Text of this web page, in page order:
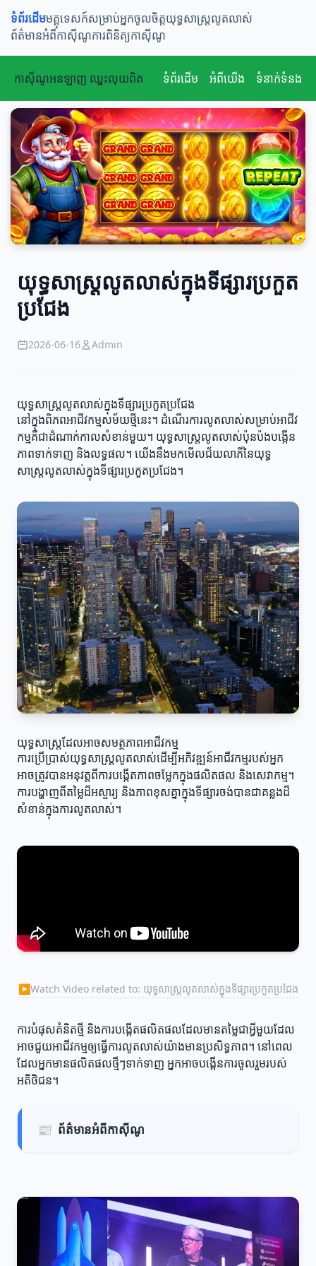
ទំព័រដើមមគ្គុទេសក៍សម្រាប់អ្នកចូលចិត្តយុទ្ធសាស្ត្រលូតលាស់
ព័ត៌មានអំពីកាស៊ីណូការពិនិត្យកាស៊ីណូ
កាស៊ីណូអនឡាញ ឈ្នះលុយពិត ទំព័រដើម អំពីយើង ទំនាក់ទំនង
យុទ្ធសាស្ត្រលូតលាស់ក្នុងទីផ្សារប្រកួត
ប្រជែង
2026-06-16 Admin
យុទ្ធសាស្ត្រលូតលាស់ក្នុងទីផ្សារប្រកួតប្រជែង
នៅក្នុងពិភពអាជីវកម្មសម័យថ្មីនេះ។ ដំណើរការលូតលាស់សម្រាប់អាជីវ
កម្មគឺជាដំណាក់កាលសំខាន់មួយ។ យុទ្ធសាស្ត្រលូតលាស់ប៉ុនប៉ងបង្កើន
ភាពទាក់ទាញ និងលទ្ធផល។ យើងនឹងមកមើលជ័យលាភីនៃយុទ្ធ
សាស្ត្រលូតលាស់ក្នុងទីផ្សារប្រកួតប្រជែង។
យុទ្ធសាស្ត្រដែលអាចសមត្ថភាពអាជីវកម្ម
ការប្រើប្រាស់យុទ្ធសាស្ត្រលូតលាស់ដើម្បីអភិវឌ្ឍន៍អាជីវកម្មរបស់អ្នក
អាចត្រូវបានអនុវត្តពីការបង្កើតភាពចម្លែកក្នុងផលិតផល និងសេវាកម្ម។
ការបង្ហាញពីតម្លៃដ៏អស្ចារ្យ និងភាពខុសគ្នាក្នុងទីផ្សារចង់បានជាគន្លងដ៏
សំខាន់ក្នុងការលូតលាស់។
▶Watch Video related to: យុទ្ធសាស្ត្រលូតលាស់ក្នុងទីផ្សារប្រកួតប្រជែង
ការបំផុសគំនិតថ្មី និងការបង្កើតផលិតផលដែលមានតម្លៃជាអ្វីមួយដែល
អាចជួយអាជីវកម្មឲ្យធ្វើការលូតលាស់យ៉ាងមានប្រសិទ្ធភាព។ នៅពេល
ដែលអ្នកមានផលិតផលថ្មីៗទាក់ទាញ អ្នកអាចបង្កើនការចូលរួមរបស់
អតិថិជន។
📰 ព័ត៌មានអំពីកាស៊ីណូ